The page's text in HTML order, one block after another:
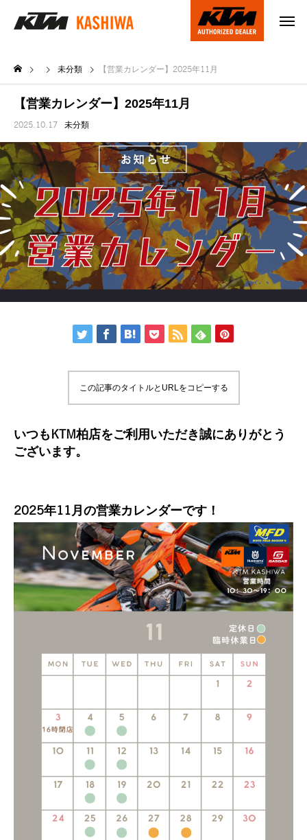
未分類 【営業カレンダー】2025年11月
【営業カレンダー】2025年11月
2025.10.17 未分類
この記事のタイトルとURLをコピーする
いつもKTM柏店をご利用いただき誠にありがとう
ございます。
2025年11月の営業カレンダーです！